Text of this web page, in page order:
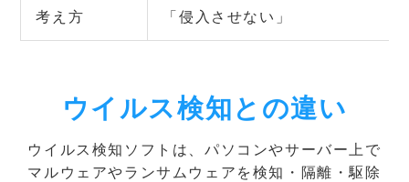
考え方 「侵入させない」
ウイルス検知との違い
ウイルス検知ソフトは、パソコンやサーバー上で
マルウェアやランサムウェアを検知・隔離・駆除